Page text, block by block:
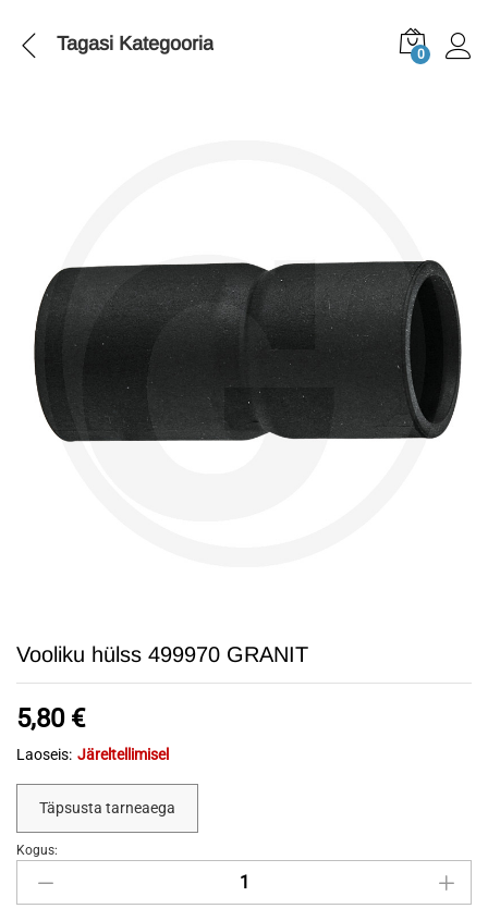
Tagasi Kategooria 0
Vooliku hülss 499970 GRANIT
5,80 €
Laoseis: Järeltellimisel
Täpsusta tarneaega
Vooliku
hülss
Kogus: